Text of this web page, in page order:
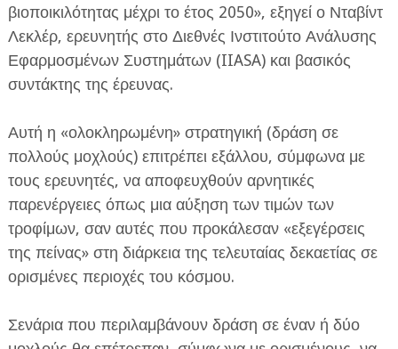
βιοποικιλότητας μέχρι το έτος 2050», εξηγεί ο Νταβίντ
Λεκλέρ, ερευνητής στο Διεθνές Ινστιτούτο Ανάλυσης
Εφαρμοσμένων Συστημάτων (IIASA) και βασικός
συντάκτης της έρευνας.
Αυτή η «ολοκληρωμένη» στρατηγική (δράση σε
πολλούς μοχλούς) επιτρέπει εξάλλου, σύμφωνα με
τους ερευνητές, να αποφευχθούν αρνητικές
παρενέργειες όπως μια αύξηση των τιμών των
τροφίμων, σαν αυτές που προκάλεσαν «εξεγέρσεις
της πείνας» στη διάρκεια της τελευταίας δεκαετίας σε
ορισμένες περιοχές του κόσμου.
Σενάρια που περιλαμβάνουν δράση σε έναν ή δύο